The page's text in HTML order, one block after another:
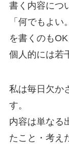
書く内容につ
「何でもよ
を書くのも
個人的には若
私は毎日欠か
す。
内容は単なる
たこと・考え